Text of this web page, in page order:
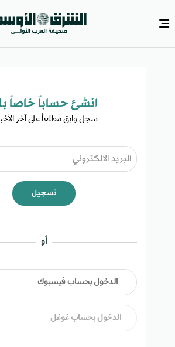
انشئ حساباً خاصاً
سجل وابق مطلعاً على آخر
تسجيل
أو
الدخول بحساب فيسبوك
الدخول بحساب غوغل